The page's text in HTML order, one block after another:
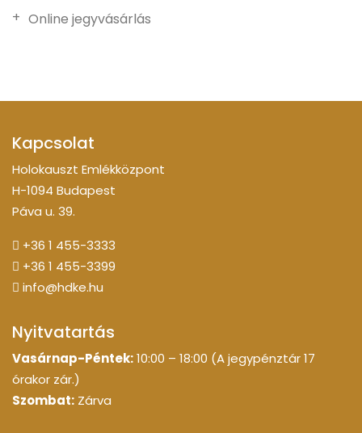
Online jegyvásárlás
Kapcsolat
Holokauszt Emlékközpont
H-1094 Budapest
Páva u. 39.
+36 1 455-3333
+36 1 455-3399
info@hdke.hu
Nyitvatartás
Vasárnap-Péntek:10:00 – 18:00 (A jegypénztár 17
órakor zár.)
Szombat: Zárva